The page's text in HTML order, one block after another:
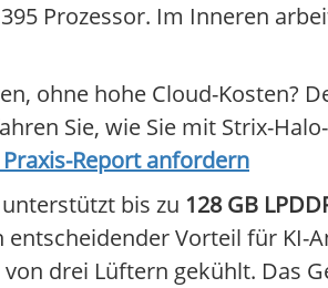
Prozessor. Im Inneren
ohne hohe Cloud-Kosten?
Sie, wie Sie mit Strix-
Report anfordern
bis zu 128 GB
entscheidender Vorteil für KI-
drei Lüftern gekühlt. Das